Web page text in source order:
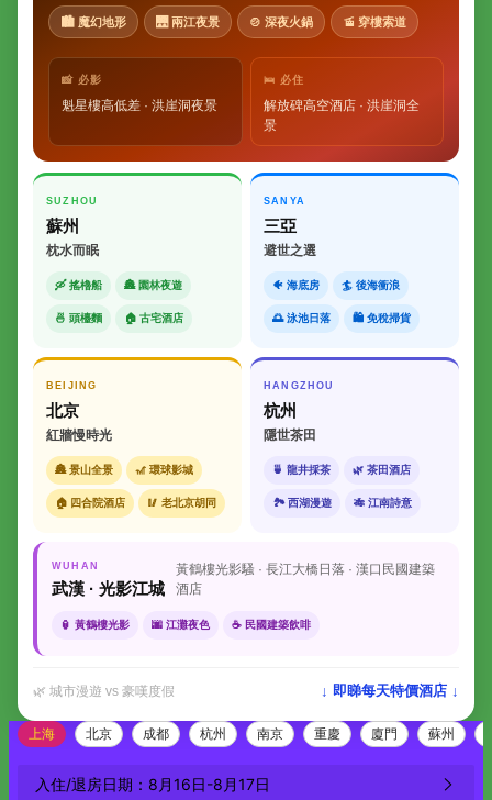
🏙 魔幻地形 🌉 兩江夜景 🍲 深夜火鍋 🚡 穿樓索道
📸 必影
魁星樓高低差 · 洪崖洞夜景
🛌 必住
解放碑高空酒店 · 洪崖洞全
景
SUZHOU
蘇州
枕水而眠
🛶 搖櫓船 🏯 園林夜遊
🍜 頭檯麵 🏠 古宅酒店
SANYA
三亞
避世之選
🐠 海底房 🏄 後海衝浪
🌅 泳池日落 🛍 免稅掃貨
BEIJING
北京
紅牆慢時光
🏯 景山全景 🎢 環球影城
🏠 四合院酒店 🥢 老北京胡同
HANGZHOU
杭州
隱世茶田
🍵 龍井採茶 🌿 茶田酒店
🏞 西湖漫遊 🎋 江南詩意
WUHAN
武漢 · 光影江城
黃鶴樓光影騷 · 長江大橋日落 · 漢口民國建築
酒店
🏮 黃鶴樓光影 🌆 江灘夜色 ☕ 民國建築飲啡
🌿 城市漫遊 vs 豪嘆度假 ↓ 即睇每天特價酒店 ↓
上海 北京 成都 杭州 南京 重慶 廈門 蘇州
入住/退房日期： 8月16日-8月17日